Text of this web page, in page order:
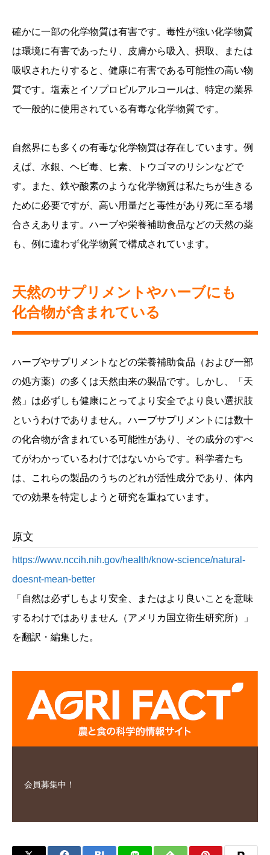
確かに一部の化学物質は有害です。毒性が強い化学物質
は環境に有害であったり、皮膚から吸入、摂取、または
吸収されたりすると、健康に有害である可能性の高い物
質です。塩素とイソプロピルアルコールは、特定の業界
で一般的に使用されている有毒な化学物質です。
自然界にも多くの有毒な化学物質は存在しています。例
えば、水銀、ヘビ毒、ヒ素、トウゴマのリシンなどで
す。また、鉄や酸素のような化学物質は私たちが生きる
ために必要ですが、高い用量だと毒性があり死に至る場
合さえあります。ハーブや栄養補助食品などの天然の薬
も、例に違わず化学物質で構成されています。
天然のサプリメントやハーブにも
化合物が含まれている
ハーブやサプリメントなどの栄養補助食品（および一部
の処方薬）の多くは天然由来の製品です。しかし、「天
然」は必ずしも健康にとってより安全でより良い選択肢
というわけでありません。ハーブサプリメントには数十
の化合物が含まれている可能性があり、その成分のすべ
てがわかっているわけではないからです。科学者たち
は、これらの製品のうちのどれが活性成分であり、体内
での効果を特定しようと研究を重ねています。
原文
https://www.nccih.nih.gov/health/know-science/natural-
doesnt-mean-better
「自然は必ずしもより安全、またはより良いことを意味
するわけではありません（アメリカ国立衛生研究所）」
を翻訳・編集した。
会員募集中！